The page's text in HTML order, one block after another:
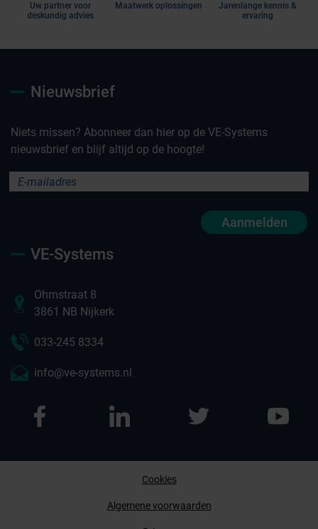
Uw partner voor
deskundig advies
Maatwerk oplossingen
Jarenlange kennis &
ervaring
Nieuwsbrief
Niets missen? Abonneer dan hier op de VE-Systems
nieuwsbrief en blijf altijd op de hoogte!
Aanmelden
VE-Systems
Ohmstraat 8
3861 NB Nijkerk
033-245 8334
info@ve-systems.nl
Cookies
Algemene voorwaarden
Afspraak maken